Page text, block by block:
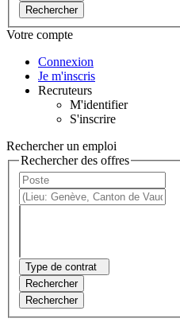
Rechercher
Votre compte
Connexion
Je m'inscris
Recruteurs
M'identifier
S'inscrire
Rechercher un emploi
Rechercher des offres
Type de contrat
Rechercher
Rechercher